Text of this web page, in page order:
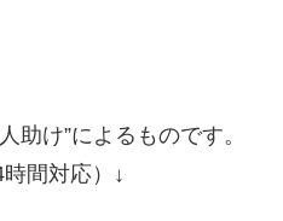
け”によるものです。
間対応）↓